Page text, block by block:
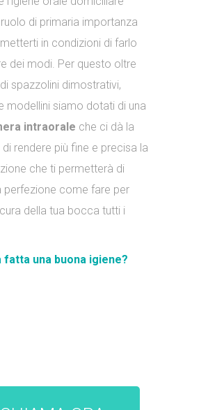
di primaria importanza
in condizioni di farlo
dei modi. Per questo oltre
di spazzolini dimostrativi,
modellini siamo dotati di una
intraorale che ci dà la
rendere più fine e precisa la
che ti permetterà di
perfezione come fare per
della tua bocca tutti i
fatta una buona igiene?